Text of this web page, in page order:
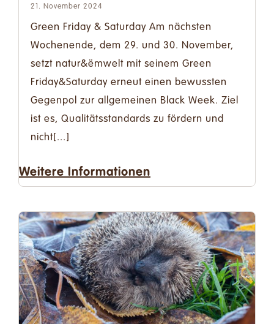
21. November 2024
Green Friday & Saturday Am nächsten
Wochenende, dem 29. und 30. November,
setzt natur&ëmwelt mit seinem Green
Friday&Saturday erneut einen bewussten
Gegenpol zur allgemeinen Black Week. Ziel
ist es, Qualitätsstandards zu fördern und
nicht[...]
Weitere Informationen